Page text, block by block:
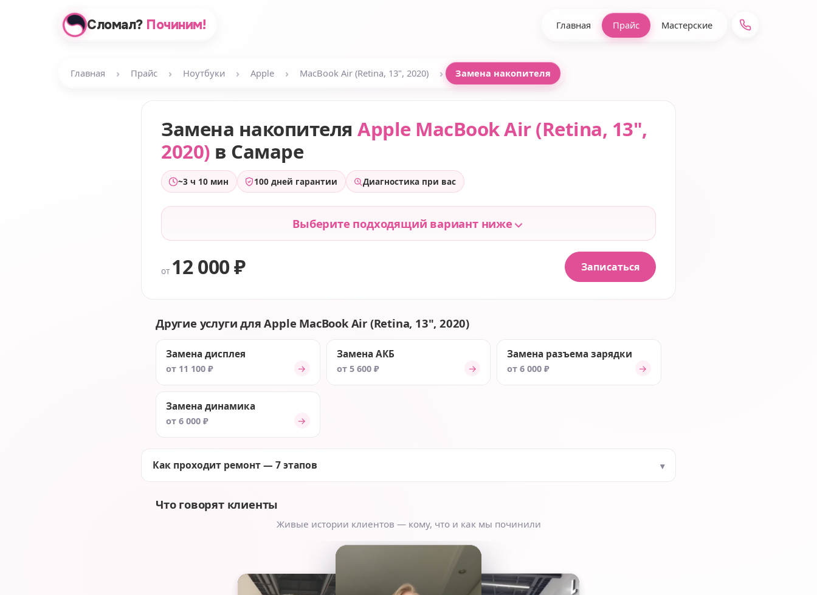
Сломал? Починим! Главная Прайс Мастерские
Главная › Прайс › Ноутбуки › Apple › MacBook Air (Retina, 13", 2020) › Замена накопителя
Замена накопителя Apple MacBook Air (Retina, 13",
2020) в Самаре
~3 ч 10 мин 100 дней гарантии Диагностика при вас
Выберите подходящий вариант ниже
от 12 000 ₽ Записаться
Другие услуги для Apple MacBook Air (Retina, 13", 2020)
Замена дисплея
от 11 100 ₽ →
Замена АКБ
от 5 600 ₽ →
Замена разъема зарядки
от 6 000 ₽ →
Замена динамика
от 6 000 ₽ →
Как проходит ремонт — 7 этапов
Что говорят клиенты
Живые истории клиентов — кому, что и как мы починили